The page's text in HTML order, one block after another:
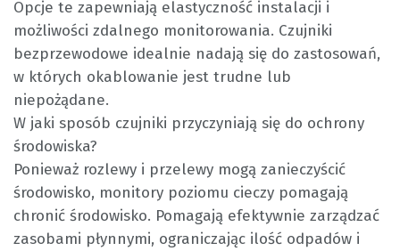
Opcje te zapewniają elastyczność instalacji i
możliwości zdalnego monitorowania. Czujniki
bezprzewodowe idealnie nadają się do zastosowań,
w których okablowanie jest trudne lub
niepożądane.
W jaki sposób czujniki przyczyniają się do ochrony
środowiska?
Ponieważ rozlewy i przelewy mogą zanieczyścić
środowisko, monitory poziomu cieczy pomagają
chronić środowisko. Pomagają efektywnie zarządzać
zasobami płynnymi, ograniczając ilość odpadów i